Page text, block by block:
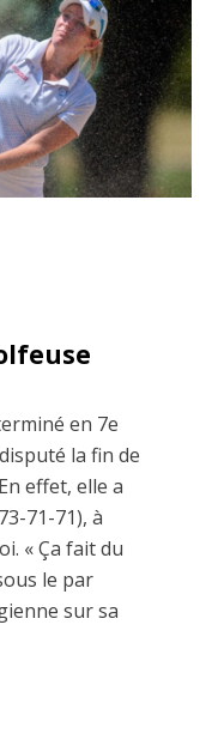
en 7e
la fin de
effet, elle a
71-71), à
« Ça fait du
le par
sur sa